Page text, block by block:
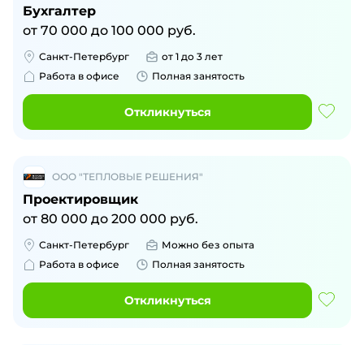
Бухгалтер
от 70 000 до 100 000 руб.
Санкт-Петербург
от 1 до 3 лет
Работа в офисе
Полная занятость
Откликнуться
ООО "ТЕПЛОВЫЕ РЕШЕНИЯ"
Проектировщик
от 80 000 до 200 000 руб.
Санкт-Петербург
Можно без опыта
Работа в офисе
Полная занятость
Откликнуться